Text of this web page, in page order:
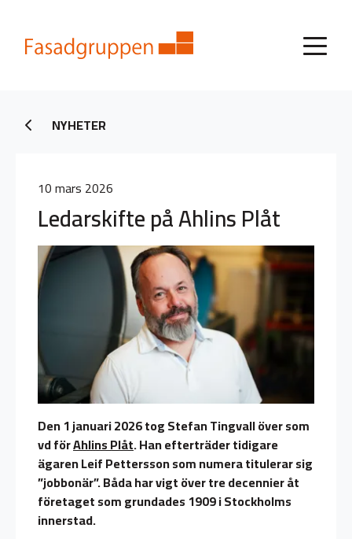
NYHETER
10 mars 2026
Ledarskifte på Ahlins Plåt
Den 1 januari 2026 tog Stefan Tingvall över som
vd förAhlins Plåt. Han efterträder tidigare
ägaren Leif Pettersson som numera titulerar sig
”jobbonär”. Båda har vigt över tre decennier åt
företaget som grundades 1909 i Stockholms
innerstad.